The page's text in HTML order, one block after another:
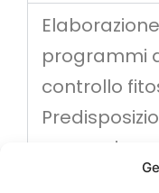
programmi
controllo
ai parassiti